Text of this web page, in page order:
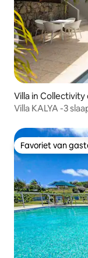
Villa in
Villa KALYA -3
Favoriet van
Favoriet van